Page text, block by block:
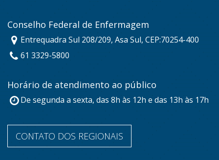
Conselho Federal de Enfermagem
Entrequadra Sul 208/209, Asa Sul, CEP:70254-400
61 3329-5800
Horário de atendimento ao público
De segunda a sexta, das 8h às 12h e das 13h às 17h
CONTATO DOS REGIONAIS